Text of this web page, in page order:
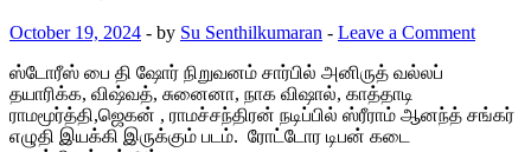
October 19, 2024 - by Su Senthilkumaran - Leave a Comment
ஸ்டோரீஸ் பை தி ஷோர் நிறுவனம் சார்பில் அனிருத் வல்லப்
தயாரிக்க, விஷ்வத், சுனைனா, நாக விஷால், காத்தாடி
ராமமூர்த்தி,ஜெகன் , ராமச்சந்திரன் நடிப்பில் ஸ்ரீராம் ஆனந்த் சங்கர்
எழுதி இயக்கி இருக்கும் படம். ரோட்டோர டிபன் கடை